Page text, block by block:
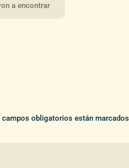
a encontrar
campos obligatorios están